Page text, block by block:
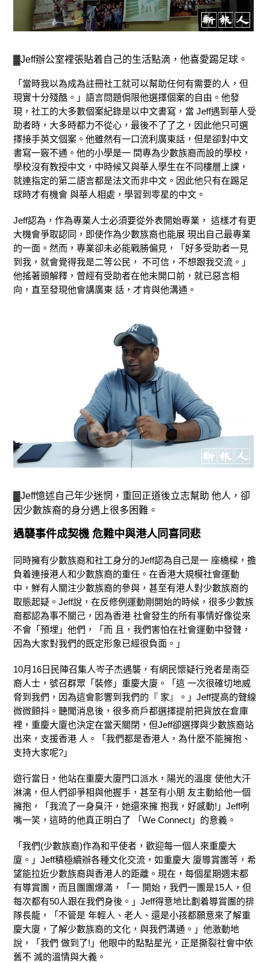
▓Jeff辦公室裡張貼着自己的生活點滴，他喜愛踢足球。
「當時我以為成為註冊社工就可以幫助任何有需要的人，但
現實十分殘酷。」語言問題侷限他選擇個案的自由。他發
現，社工的大多數個案紀錄是以中文書寫，當 Jeff遇到華人受
助者時，大多時都力不從心，最後不了了之，因此他只可選
擇接手英文個案。他雖然有一口流利廣東話，但是卻對中文
書寫一竅不通。他的小學是一 間專為少數族裔而設的學校，
學校沒有教授中文，中時候又與華人學生在不同樓層上課，
就連指定的第二語言都是法文而非中文。因此他只有在踢足
球時才有機會 與華人相處，學習到零星的中文。
Jeff認為，作為專業人士必須要從外表開始專業， 這樣才有更
大機會爭取認同，即使作為少數族裔也能展 現出自己最專業
的一面。然而，專業卻未必能戰勝偏見，「好多受助者一見
到我，就會覺得我是二等公民， 不可信，不想跟我交流。」
他搖著頭解釋，曾經有受助者在他未開口前，就已惡言相
向，直至發現他會講廣東 話，才肯與他溝通。
▓Jeff憶述自己年少迷惘，重回正道後立志幫助 他人，卻
因少數族裔的身分遇上很多困難。
遇襲事件成契機 危難中與港人同喜同悲
同時擁有少數族裔和社工身分的Jeff認為自己是一 座橋樑，擔
負着連接港人和少數族裔的重任。在香港大規模社會運動
中，鮮有人關注少數族裔的參與，甚至有港人對少數族裔的
取態起疑。Jeff說，在反修例運動剛開始的時候，很多少數族
裔都認為事不關己，因為香港 社會發生的所有事情好像從來
不會「預埋」他們，「而 且，我們害怕在社會運動中發聲，
因為大家對我們的既定形象已經很負面。」
10月16日民陣召集人岑子杰遇襲，有網民懷疑行兇者是南亞
裔人士，號召群眾「裝修」重慶大廈。「這 一次很確切地威
脅到我們，因為這會影響到我們的『 家』。」Jeff提高的聲線
微微顫抖。聽聞消息後，很多商戶都選擇提前把貨放在倉庫
裡，重慶大廈也決定在當天關閉，但Jeff卻選擇與少數族裔站
出來，支援香港 人。「我們都是香港人，為什麼不能擁抱、
支持大家呢?」
遊行當日，他站在重慶大廈門口派水，陽光的溫度 使他大汗
淋漓，但人們卻爭相與他握手，甚至有小朋 友主動給他一個
擁抱，「我流了一身臭汗，她還來擁 抱我，好感動!」Jeff咧
嘴一笑，這時的他真正明白了 「We Connect」的意義。
「我們(少數族裔)作為和平使者，歡迎每一個人來重慶大
廈。」Jeff積極續辦各種文化交流，如重慶大 廈導賞團等，希
望能拉近少數族裔與香港人的距離。現在，每個星期週末都
有導賞團，而且團團爆滿，「一 開始，我們一團是15人，但
每次都有50人跟在我們身後。」Jeff得意地比劃着導賞團的排
隊長龍，「不管是 年輕人、老人、還是小孩都願意來了解重
慶大廈，了解少數族裔的文化，與我們溝通。」他激動地
說，「我們 做到了!」他眼中的點點星光，正是撕裂社會中依
舊不 滅的溫情與大義。